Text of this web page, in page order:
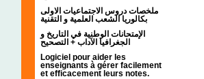
ملخصات دروس الاجتماعيات الاولى
بكالوريا الشعب العلمية و التقنية
الإمتحانات الوطنية في التاريخ و
الجغرافيا الآداب + التصحيح
Logiciel pour aider les
enseignants à gérer facilement
et efficacement leurs notes.